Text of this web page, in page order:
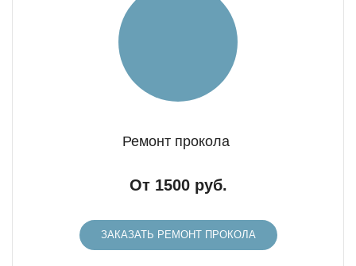
Ремонт прокола
От 1500 руб.
ЗАКАЗАТЬ РЕМОНТ ПРОКОЛА